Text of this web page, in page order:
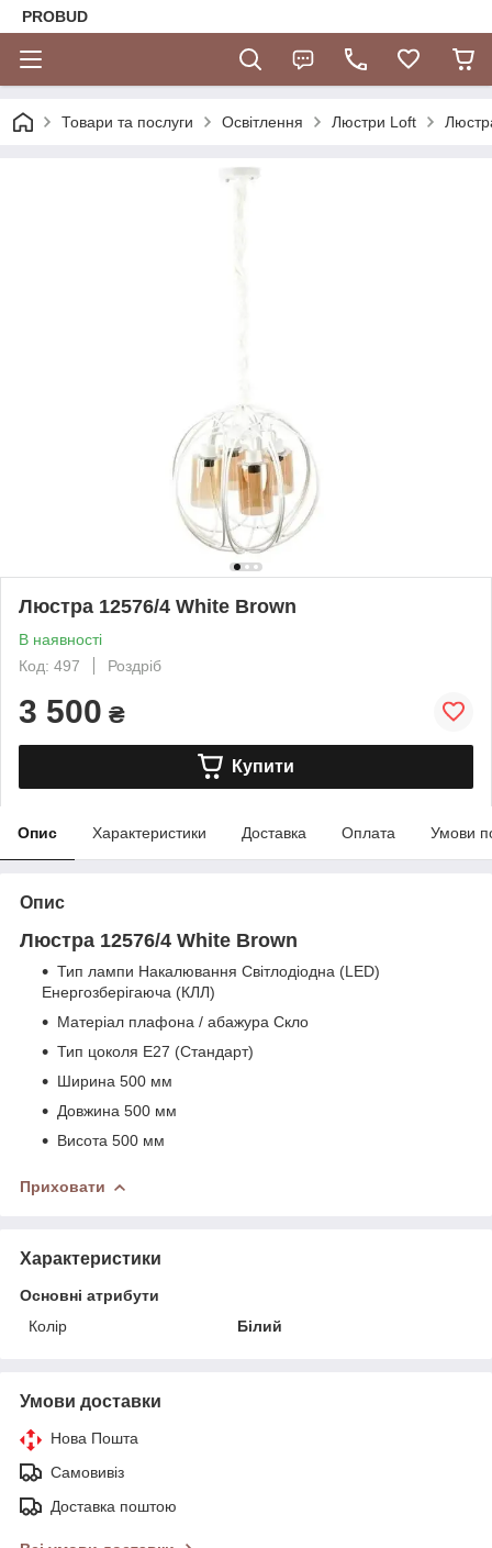
PROBUD
Товари та послуги Освітлення Люстри Loft
Люстра 12576/4 White Brown
В наявності
Код: 497
Роздріб
3 500 ₴
Купити
Опис Характеристики Доставка Оплата Умови
Опис
Люстра 12576/4 White Brown
Тип лампи Накалювання Світлодіодна (LED)
Енергозберігаюча (КЛЛ)
Матеріал плафона / абажура Скло
Тип цоколя Е27 (Стандарт)
Ширина 500 мм
Довжина 500 мм
Висота 500 мм
Приховати
Характеристики
Основні атрибути
Колір
Білий
Умови доставки
Нова Пошта
Самовивіз
Доставка поштою